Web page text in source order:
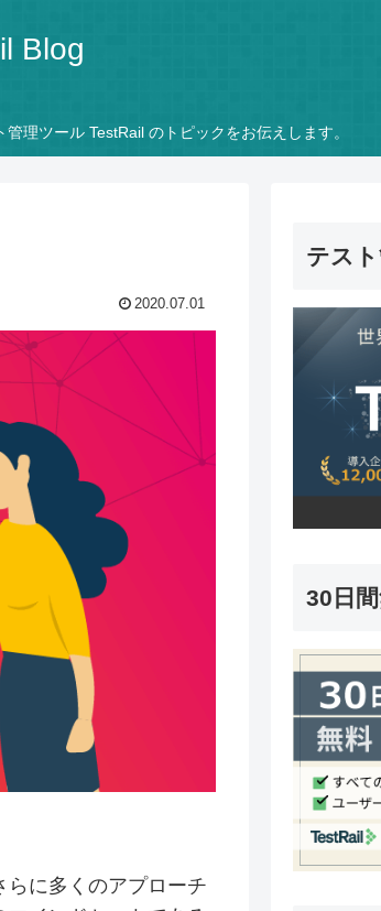
Blog
理ツール TestRail のトピックをお伝えします。
2020.07.01
に多くのアプローチ
テス
30日